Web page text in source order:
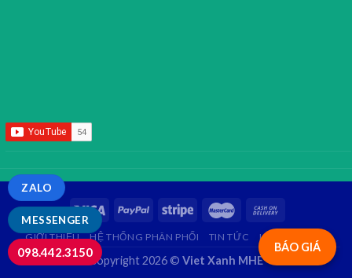
BÁO GIÁ
GIỚI THIỆU HỆ THỐNG PHÂN PHỐI TIN TỨC LIÊN HỆ
Copyright 2026 © Viet Xanh MHE
MESSENGER
ZALO
098.442.3150